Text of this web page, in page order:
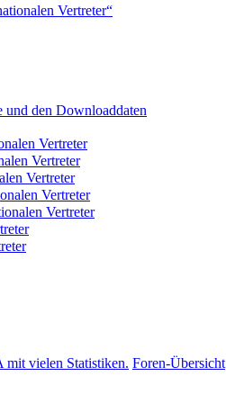
Vertreter“
den Downloaddaten
Vertreter
Vertreter
Vertreter
Vertreter
Vertreter
mit vielen Statistiken. Foren-Übersicht